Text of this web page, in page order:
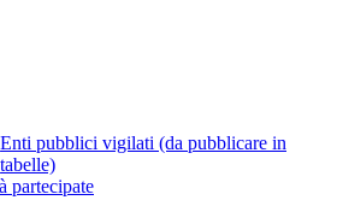
Enti pubblici vigilati (da pubblicare in
tabelle)
partecipate